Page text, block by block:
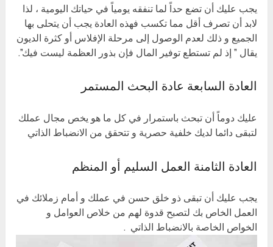
يجب عليك أن تضع حداً لما تنفقه يومياً في حياتك اليومية ، لذا
لابد أن تصرف أقل مما تكسب فهذه العادة يجب أن يتحلى بها
الجميع و ذلك لعدم الوصول إلى مرحلة الإفلاس أو كثرة الديون
يقال ” إذ لم تستطع توفير المال فإن بذور العظمة ليست فيك”.
العادة السابعة عادة البحث المستمر
عليك دوماً أن تبحث باستمرار في كل ما هو يخص مجال عملك
لتبقى دائما لديك خلفية حصرية و تتحقق من الانضباط الذاتي
العادة الثامنة العمل السليم أو المنظم
يجب عليك أن تبقى ذو خلق حسن في عملك و أمام زملائك في
العمل الخاص بك لتصبح قدوة لهم من خلاص العوامل و
الخواص الخاصة بالانضباط الذاتي .